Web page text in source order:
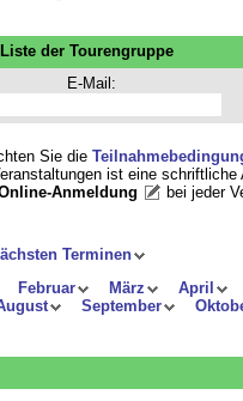
der Tourengruppe
E-Mail:
Sie die
ist eine
Anmeldung bei jeder
Terminen
Februar März April
September